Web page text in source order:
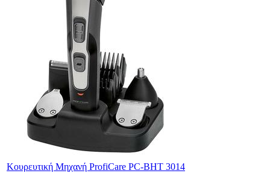
Κουρευτική Μηχανή ProfiCare PC-BHT 3014